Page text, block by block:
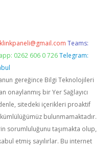
Teams:
0262 606 0 726 Telegram:
gereğince Bilgi Teknolojileri
onaylanmış bir Yer Sağlayıcı
sitedeki içerikleri proaktif
bulunmamaktadır.
sorumluluğunu taşımakta olup,
etmiş sayılırlar. Bu internet